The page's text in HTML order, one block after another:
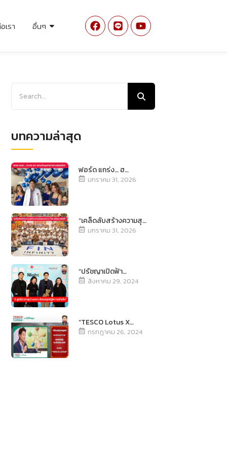
เรา อื่นๆ
บทความล่าสุด
ฟอร์ด แกร่ง… ฮ…
มกราคม 31, 2026
“เคล็ดลับสร้างความสุ…
มกราคม 31, 2026
“ปรัชญาเปิดฟ้า…
สิงหาคม 29, 2024
“TESCO Lotus X…
กรกฎาคม 26, 2024